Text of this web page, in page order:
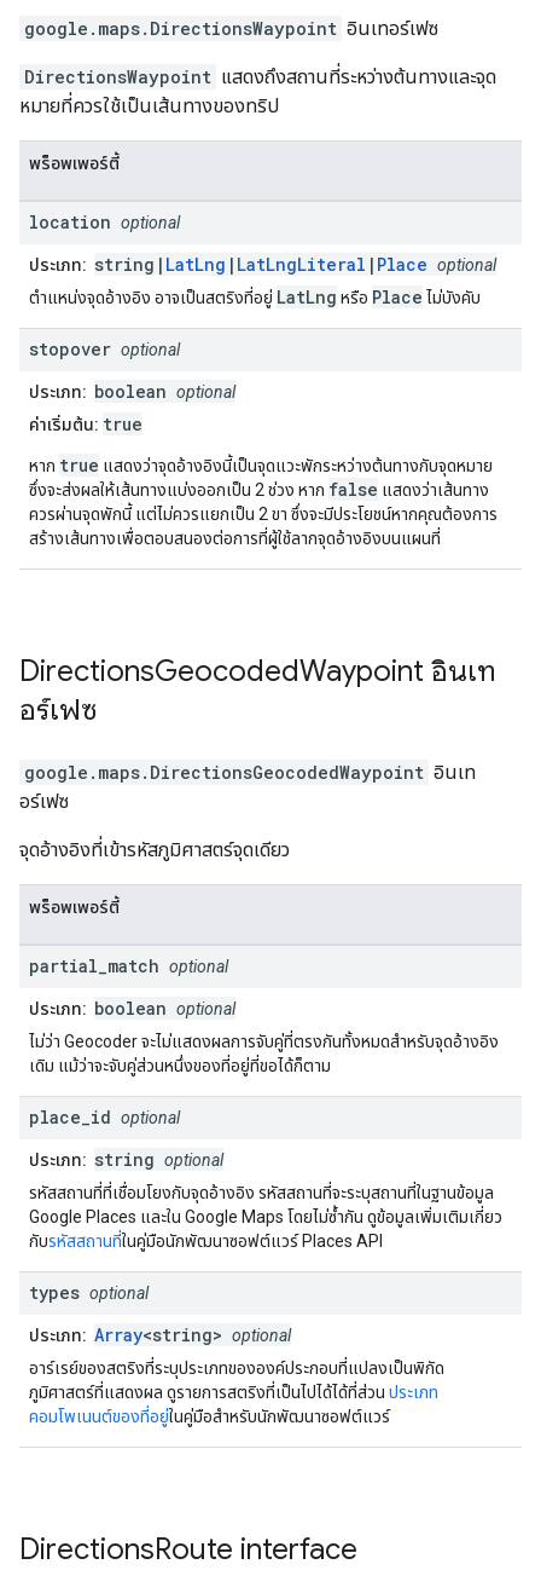
google.maps. DirectionsWaypoint อินเทอร์เฟซ
DirectionsWaypoint แสดงถึงสถานที่ระหว่างต้นทางและจุด
หมายที่ควรใช้เป็นเส้นทางของทริป
พร็อพเพอร์ตี้
location optional
ประเภท: string| LatLng | LatLngLiteral | Place optional
ตำแหน่งจุดอ้างอิง อาจเป็นสตริงที่อยู่ LatLng หรือ Place ไม่บังคับ
stopover optional
ประเภท: boolean optional
ค่าเริ่มต้น: true
หาก true แสดงว่าจุดอ้างอิงนี้เป็นจุดแวะพักระหว่างต้นทางกับจุดหมาย
ซึ่งจะส่งผลให้เส้นทางแบ่งออกเป็น 2 ช่วง หาก false แสดงว่าเส้นทาง
ควรผ่านจุดพักนี้ แต่ไม่ควรแยกเป็น 2 ขา ซึ่งจะมีประโยชน์หากคุณต้องการ
สร้างเส้นทางเพื่อตอบสนองต่อการที่ผู้ใช้ลากจุดอ้างอิงบนแผนที่
DirectionsGeocodedWaypoint อินเท
อร์เฟซ
google.maps. DirectionsGeocodedWaypoint อินเท
อร์เฟซ
จุดอ้างอิงที่เข้ารหัสภูมิศาสตร์จุดเดียว
พร็อพเพอร์ตี้
partial match optional
ประเภท: boolean optional
ไม่ว่า Geocoder จะไม่แสดงผลการจับคู่ที่ตรงกันทั้งหมดสำหรับจุดอ้างอิง
เดิม แม้ว่าจะจับคู่ส่วนหนึ่งของที่อยู่ที่ขอได้ก็ตาม
place id optional
ประเภท: string optional
รหัสสถานที่ที่เชื่อมโยงกับจุดอ้างอิง รหัสสถานที่จะระบุสถานที่ในฐานข้อมูล
Google Places และใน Google Maps โดยไม่ซ้ำกัน ดูข้อมูลเพิ่มเติมเกี่ยว
กับรหัสสถานที่ในคู่มือนักพัฒนาซอฟต์แวร์ Places API
types optional
ประเภท: Array<string> optional
อาร์เรย์ของสตริงที่ระบุประเภทขององค์ประกอบที่แปลงเป็นพิกัด
ภูมิศาสตร์ที่แสดงผล ดูรายการสตริงที่เป็นไปได้ได้ที่ส่วน ประเภท
คอมโพเนนต์ของที่อยู่ในคู่มือสำหรับนักพัฒนาซอฟต์แวร์
DirectionsRoute interface